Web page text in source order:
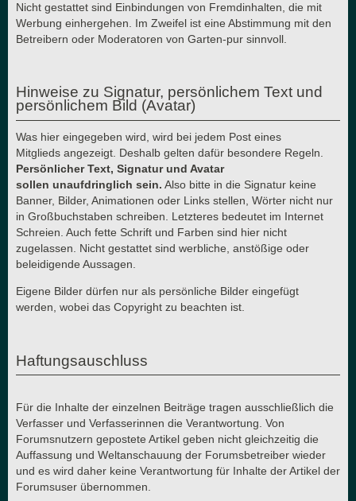
Nicht gestattet sind Einbindungen von Fremdinhalten, die mit
Werbung einhergehen. Im Zweifel ist eine Abstimmung mit den
Betreibern oder Moderatoren von Garten-pur sinnvoll.
Hinweise zu Signatur, persönlichem Text und
persönlichem Bild (Avatar)
Was hier eingegeben wird, wird bei jedem Post eines
Mitglieds angezeigt. Deshalb gelten dafür besondere Regeln.
Persönlicher Text, Signatur und Avatar
sollen unaufdringlich sein. Also bitte in die Signatur keine
Banner, Bilder, Animationen oder Links stellen, Wörter nicht nur
in Großbuchstaben schreiben. Letzteres bedeutet im Internet
Schreien. Auch fette Schrift und Farben sind hier nicht
zugelassen. Nicht gestattet sind werbliche, anstößige oder
beleidigende Aussagen.
Eigene Bilder dürfen nur als persönliche Bilder eingefügt
werden, wobei das Copyright zu beachten ist.
Haftungsauschluss
Für die Inhalte der einzelnen Beiträge tragen ausschließlich die
Verfasser und Verfasserinnen die Verantwortung. Von
Forumsnutzern gepostete Artikel geben nicht gleichzeitig die
Auffassung und Weltanschauung der Forumsbetreiber wieder
und es wird daher keine Verantwortung für Inhalte der Artikel der
Forumsuser übernommen.